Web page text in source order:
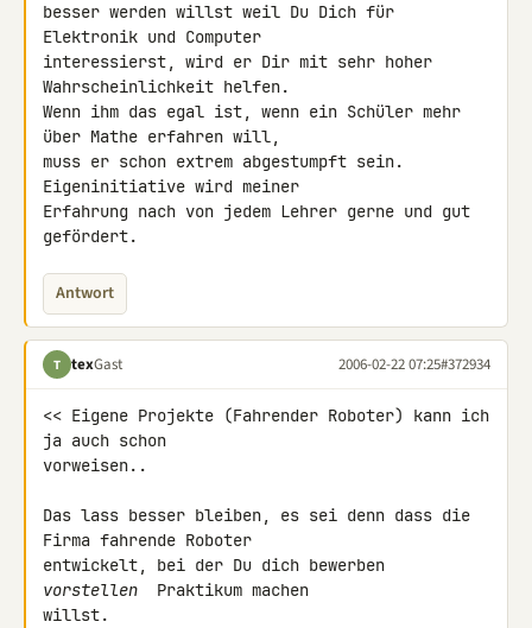
besser werden willst weil Du Dich für
Elektronik und Computer
interessierst, wird er Dir mit sehr hoher
Wahrscheinlichkeit helfen.
Wenn ihm das egal ist, wenn ein Schüler mehr
über Mathe erfahren will,
muss er schon extrem abgestumpft sein.
Eigeninitiative wird meiner
Erfahrung nach von jedem Lehrer gerne und gut
gefördert.
Antwort
T texGast 2006-02-22 07:25#372934
<< Eigene Projekte (Fahrender Roboter) kann ich
ja auch schon
vorweisen..
Das lass besser bleiben, es sei denn dass die
Firma fahrende Roboter
vorstellen
Praktikum machen
willst.